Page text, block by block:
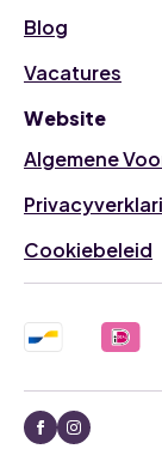
Blog
Vacatures
Website
Algemene
Cookiebeleid